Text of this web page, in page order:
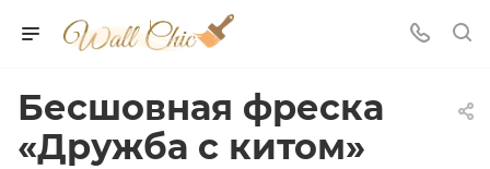
Бесшовная фреска
«Дружба с китом»